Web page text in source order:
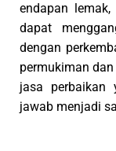
endapan
dapat
dengan
permukiman
jasa perbaikan
jawab menjadi